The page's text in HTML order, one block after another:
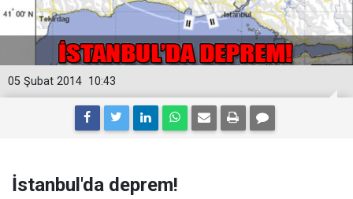
10:43
05 Şubat 2014
İstanbul'da deprem!